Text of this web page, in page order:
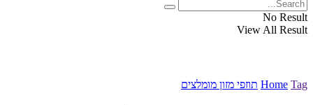
No Result
View All Result
Home Tag תוזפי מזון מומלצים